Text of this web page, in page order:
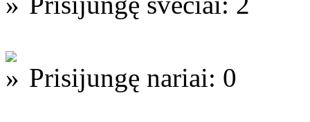
Prisijungę nariai: 0